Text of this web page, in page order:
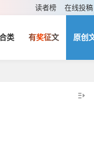
读者榜 在线投稿
类 有奖征文 原创